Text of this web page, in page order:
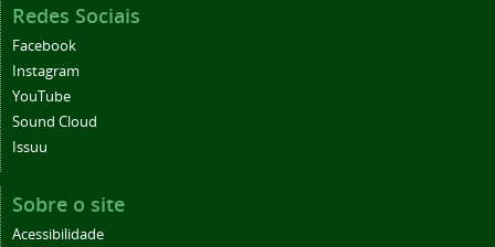
Redes Sociais
Facebook
Instagram
YouTube
Sound Cloud
Issuu
Sobre o site
Acessibilidade